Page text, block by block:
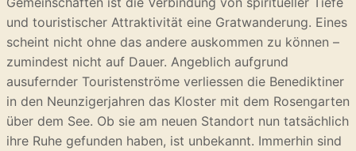
und touristischer Attraktivität eine Gratwanderung. Eines
scheint nicht ohne das andere auskommen zu können –
zumindest nicht auf Dauer. Angeblich aufgrund
ausufernder Touristenströme verliessen die Benediktiner
in den Neunzigerjahren das Kloster mit dem Rosengarten
über dem See. Ob sie am neuen Standort nun tatsächlich
ihre Ruhe gefunden haben, ist unbekannt. Immerhin sind